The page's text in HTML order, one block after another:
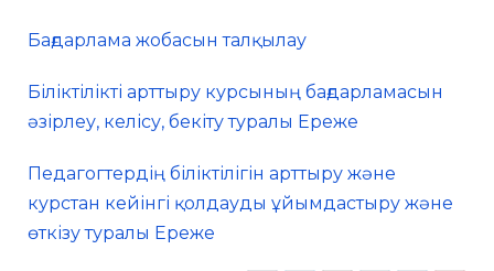
Бағдарлама жобасын талқылау
Біліктілікті арттыру курсының бағдарламасын
әзірлеу, келісу, бекіту туралы Ереже
Педагогтердің біліктілігін арттыру және
курстан кейінгі қолдауды ұйымдастыру және
өткізу туралы Ереже